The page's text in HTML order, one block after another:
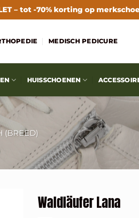
– tot -70% korting op
MEDISCH PEDICURE
HUISSCHOENEN
(BREED)
Waldläufer Lana